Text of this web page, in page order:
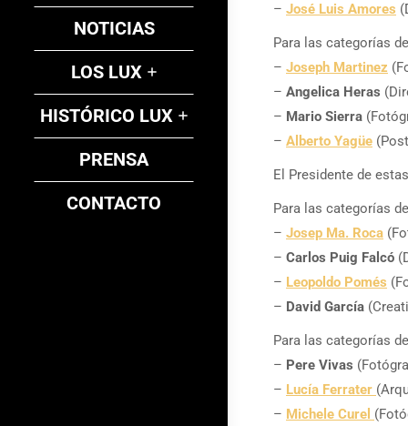
NOTICIAS
LOS LUX
HISTÓRICO LUX
PRENSA
CONTACTO
– José Luis Amores
Para las categorías
– Joseph Martinez
– Angelica Heras
– Mario Sierra
– Alberto Yagüe
El Presidente de
Para las categorías de
– Josep Ma. Roca
– Carlos Puig Falcó
– Leopoldo Pomés
– David García
Para las categorías
– Pere Vivas
– Lucía Ferrater
– Michele Curel